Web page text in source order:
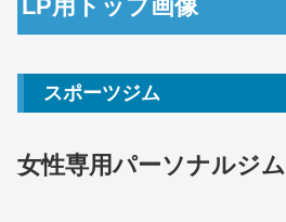
LP用トップ画像
スポーツジム
女性専用パーソナルジム